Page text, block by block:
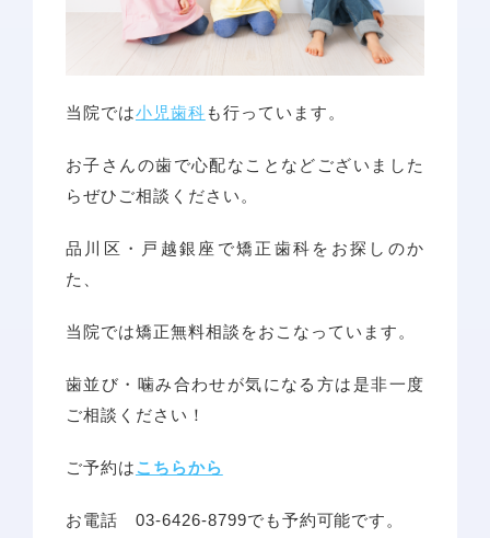
ホーム
当院について 診療コンセプト
院内感染防止対策
佑健会について
当院では小児歯科 も行っています。
お子さんの歯で心配なことなどございました
らぜひご相談ください。
品川区・戸越銀座で矯正歯科をお探しのか
た、
当院では矯正無料相談をおこなっています。
歯並び・噛み合わせが気になる方は是非一度
ご相談ください！
ご予約はこちらから
お電話 03-6426-8799でも予約可能です。